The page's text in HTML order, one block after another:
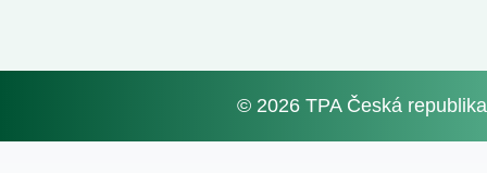
© 2026 TPA Česká republika